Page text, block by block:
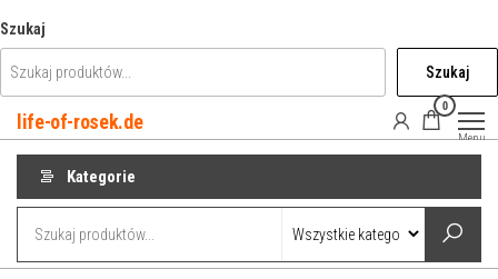
do
treści
Szukaj
Szukaj
life-of-rosek.de
0
Menu
Kategorie